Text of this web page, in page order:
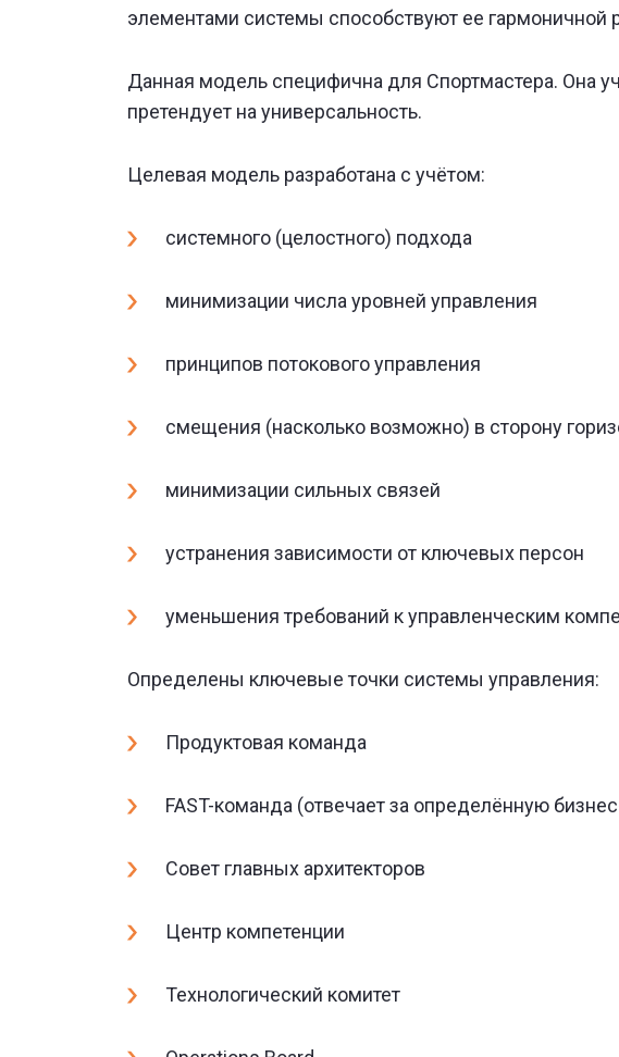
элементами системы способствуют ее гармоничной
Данная модель специфична для Спортмастера. Она
претендует на универсальность.
Целевая модель разработана с учётом:
системного (целостного) подхода
минимизации числа уровней управления
принципов потокового управления
смещения (насколько возможно) в сторону
минимизации сильных связей
устранения зависимости от ключевых персон
уменьшения требований к управленческим
Определены ключевые точки системы управления:
Продуктовая команда
FAST-команда (отвечает за определённую
Совет главных архитекторов
Центр компетенции
Технологический комитет